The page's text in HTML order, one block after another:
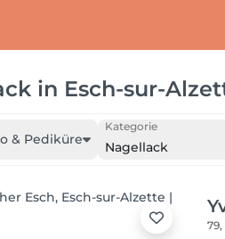
in Esch-sur-
& Pediküre
Kategorie
Nagellack